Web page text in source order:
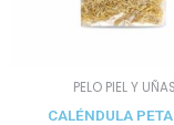
PELO PIEL Y UÑAS
CALÉNDULA